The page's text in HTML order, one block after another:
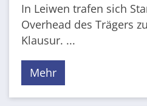
In Leiwen trafen sich
Overhead des Trägers
Klausur. ...
Mehr